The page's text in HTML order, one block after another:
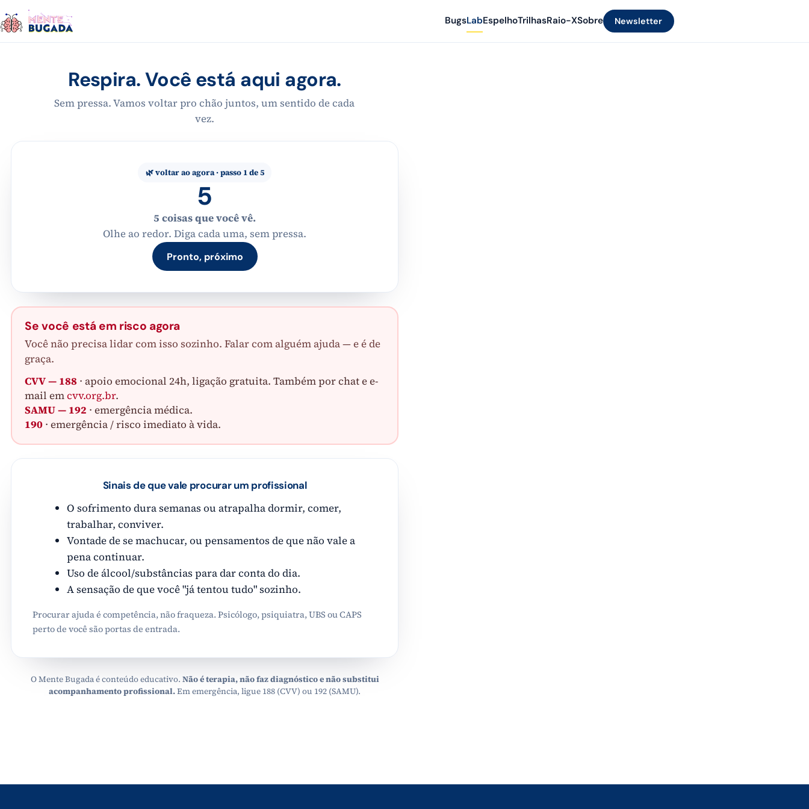
BugsLabEspelhoTrilhasRaio-XSobre Newsletter
Respira. Você está aqui agora.
Sem pressa. Vamos voltar pro chão juntos, um sentido de cada
vez.
🌿 voltar ao agora · passo 1 de 5
5
5 coisas que você vê.
Olhe ao redor. Diga cada uma, sem pressa.
Pronto, próximo
Se você está em risco agora
Você não precisa lidar com isso sozinho. Falar com alguém ajuda — e é de
graça.
CVV — 188 · apoio emocional 24h, ligação gratuita. Também por chat e e-
mail emcvv.org.br.
SAMU — 192 · emergência médica.
190 · emergência / risco imediato à vida.
Sinais de que vale procurar um profissional
O sofrimento dura semanas ou atrapalha dormir, comer,
trabalhar, conviver.
Vontade de se machucar, ou pensamentos de que não vale a
pena continuar.
Uso de álcool/substâncias para dar conta do dia.
A sensação de que você "já tentou tudo" sozinho.
Procurar ajuda é competência, não fraqueza. Psicólogo, psiquiatra, UBS ou CAPS
perto de você são portas de entrada.
O Mente Bugada é conteúdo educativo. Não é terapia, não faz diagnóstico e não substitui
acompanhamento profissional.Em emergência, ligue 188 (CVV) ou 192 (SAMU).